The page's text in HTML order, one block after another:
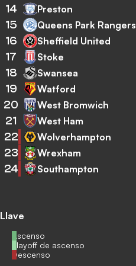
Llave
Ascenso
Playoff de ascenso
Descenso
14 Preston
15 Queens Park Rangers
16 Sheffield United
17 Stoke
18 Swansea
19 Watford
20 West Bromwich
21 West Ham
22 Wolverhampton
23 Wrexham
24 Southampton